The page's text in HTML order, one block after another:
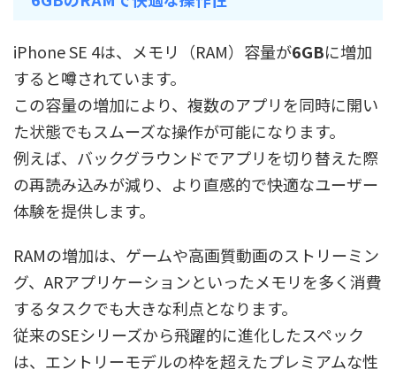
iPhone SE 4は、メモリ（RAM）容量が6GBに増加
すると噂されています。
この容量の増加により、複数のアプリを同時に開い
た状態でもスムーズな操作が可能になります。
例えば、バックグラウンドでアプリを切り替えた際
の再読み込みが減り、より直感的で快適なユーザー
体験を提供します。
RAMの増加は、ゲームや高画質動画のストリーミン
グ、ARアプリケーションといったメモリを多く消費
するタスクでも大きな利点となります。
従来のSEシリーズから飛躍的に進化したスペック
は、エントリーモデルの枠を超えたプレミアムな性